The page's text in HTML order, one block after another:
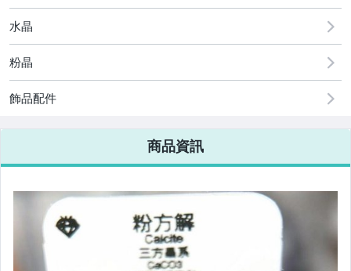
水晶
粉晶
飾品配件
商品資訊